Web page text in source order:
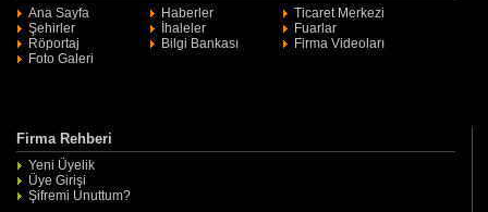
Ana Sayfa Haberler
Ticaret Merkezi
Şehirler
İhaleler
Fuarlar
Röportaj
Bilgi Bankası
Firma Videoları
Foto Galeri
Firma Rehberi
Yeni Üyelik
Üye Girişi
Şifremi Unuttum?